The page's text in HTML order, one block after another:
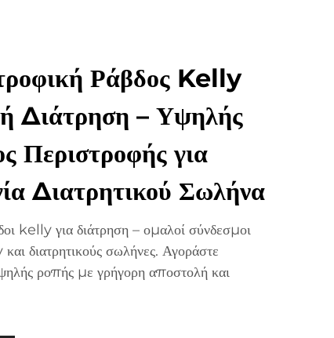
Ράβδος Kelly
Διάτρηση – Υψηλής
Περιστροφής για
Διατρητικού Σωλήνα
kelly για διάτρηση – ομαλοί σύνδεσμοι
διατρητικούς σωλήνες. Αγοράστε
ροπής με γρήγορη αποστολή και